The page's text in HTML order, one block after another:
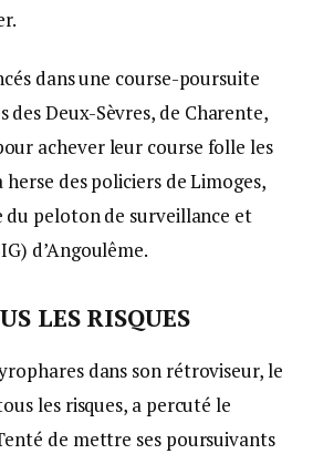
dans une course-poursuite
des Deux-Sèvres, de Charente,
achever leur course folle les
herse des policiers de Limoges,
peloton de surveillance et
d’Angoulême.
LES RISQUES
dans son rétroviseur, le
les risques, a percuté le
de mettre ses poursuivants